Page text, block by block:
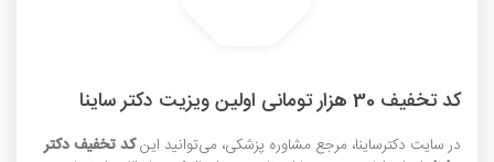
کد تخفیف 30 هزار تومانی اولین ویزیت دکتر ساینا
در سایت دکترساینا، مرجع مشاوره پزشکی، می‌توانید اینکد تخفیف دکتر